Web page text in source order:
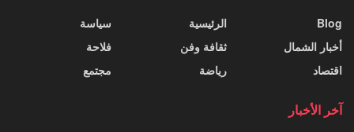
Blog
أخبار الشمال
اقتصاد
الرئيسية
ثقافة وفن
رياضة
سياسة
فلاحة
مجتمع
آخر الأخبار